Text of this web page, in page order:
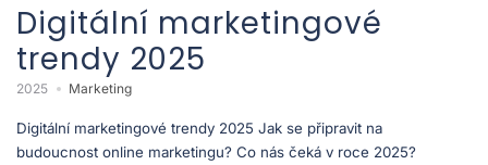
Digitální marketingové
trendy 2025
2025 Marketing
Digitální marketingové trendy 2025 Jak se připravit na
budoucnost online marketingu? Co nás čeká v roce 2025?